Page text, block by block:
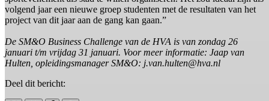
volgend jaar een nieuwe groep studenten met de resultaten van het
project van dit jaar aan de gang kan gaan.”
De SM&O Business Challenge van de HVA is van zondag 26
januari t/m vrijdag 31 januari. Voor meer informatie: Jaap van
Hulten, opleidingsmanager SM&O: j.van.hulten@hva.nl
Deel dit bericht: